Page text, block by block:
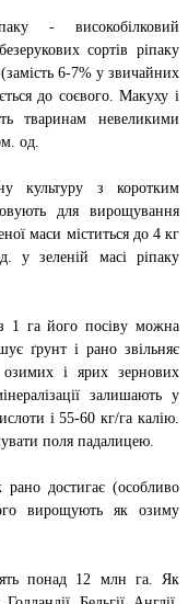
- високобілковий
сортів ріпаку
6-7% у звичайних
до соєвого. Макуху і
тваринам невеликими
од.
культуру з коротким
для вирощування
маси міститься до 4 кг
у зеленій масі ріпаку
1 га його посіву можна
ґрунт і рано звільняє
і ярих зернових
залишають у
і 55-60 кг/га калію.
поля падалицею.
достигає (особливо
вирощують як озиму
понад 12 млн га. Як